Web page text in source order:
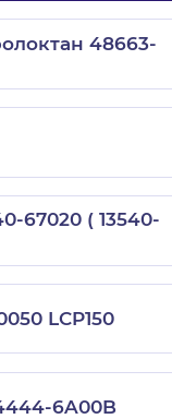
48663-
67020 ( 13540-
LCP150
6A00B